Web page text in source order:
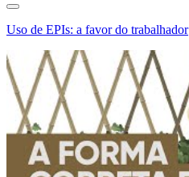
Uso de EPIs: a favor do trabalhador